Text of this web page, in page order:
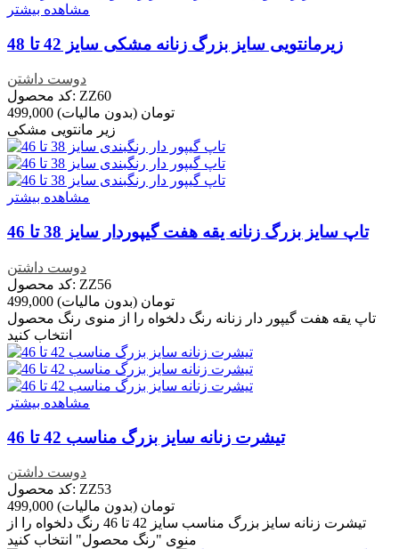
مشاهده بیشتر
زیرمانتویی سایز بزرگ زنانه مشکی سایز 42 تا 48
دوست داشتن
کد محصول: ZZ60
499,000 تومان (بدون مالیات)
زیر مانتویی مشکی
مشاهده بیشتر
تاپ سایز بزرگ زنانه یقه هفت گیپوردار سایز 38 تا 46
دوست داشتن
کد محصول: ZZ56
499,000 تومان (بدون مالیات)
تاپ یقه هفت گیپور دار زنانه رنگ دلخواه را از منوی رنگ محصول
انتخاب کنید
مشاهده بیشتر
تیشرت زنانه سایز بزرگ مناسب 42 تا 46
دوست داشتن
کد محصول: ZZ53
499,000 تومان (بدون مالیات)
تیشرت زنانه سایز بزرگ مناسب سایز 42 تا 46 رنگ دلخواه را از
منوی "رنگ محصول" انتخاب کنید